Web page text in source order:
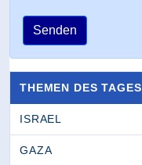
Senden
THEMEN DES TAGES
ISRAEL
GAZA